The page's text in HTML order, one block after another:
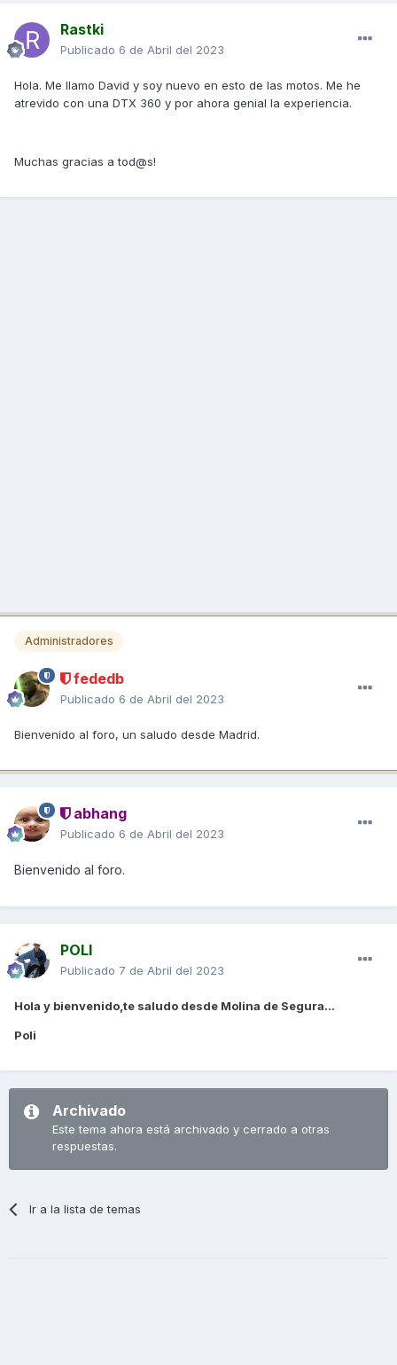
Rastki
Publicado 6 de Abril del 2023
Hola. Me llamo David y soy nuevo en esto de las motos. Me he
atrevido con una DTX 360 y por ahora genial la experiencia.
Muchas gracias a tod@s!
Administradores
fededb
Publicado 6 de Abril del 2023
Bienvenido al foro, un saludo desde Madrid.
abhang
Publicado 6 de Abril del 2023
Bienvenido al foro.
POLI
Publicado 7 de Abril del 2023
Hola y bienvenido,te saludo desde Molina de Segura...
Poli
Archivado
Este tema ahora está archivado y cerrado a otras
respuestas.
Ir a la lista de temas